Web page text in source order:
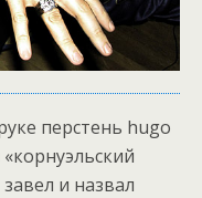
перстень hugo
и назвал